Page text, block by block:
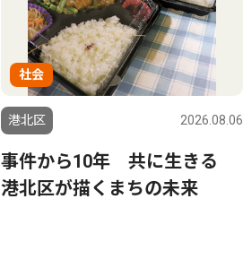
社会
港北区 2026.08.06
事件から10年 共に生きる
港北区が描くまちの未来